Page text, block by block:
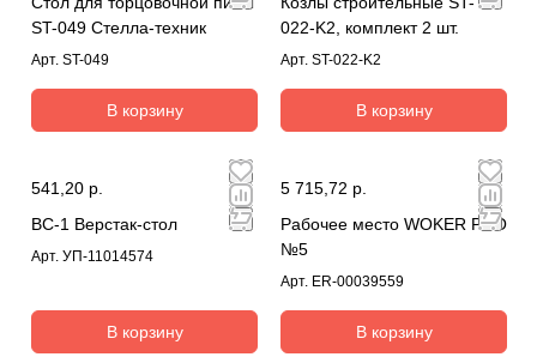
ST-049 Стелла-техник
Арт. ST-049
В корзину
022-K2, комплект 2 шт.
Арт. ST-022-K2
В корзину
541,20 р.
ВС-1 Верстак-стол
Арт. УП-11014574
В корзину
5 715,72 р.
Рабочее место WOKER PRO
№5
Арт. ER-00039559
В корзину